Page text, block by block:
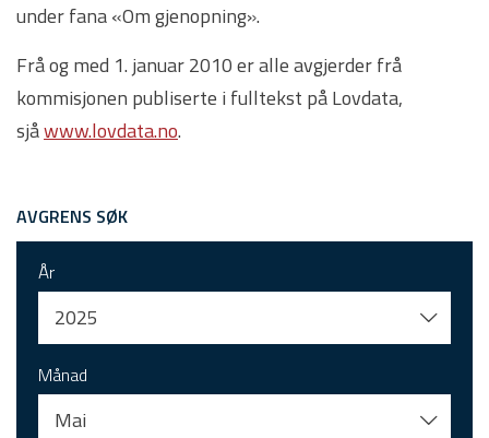
under fana «Om gjenopning».
Frå og med 1. januar 2010 er alle avgjerder frå
kommisjonen publiserte i fulltekst på Lovdata,
sjåwww.lovdata.no.
AVGRENS SØK
År
2025
Månad
Mai